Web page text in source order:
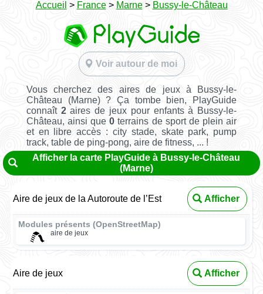
Accueil > France> Marne> Bussy-le-Château
Voir autour de moi
Vous cherchez des aires de jeux à Bussy-le-
Château (Marne) ? Ça tombe bien, PlayGuide
connaît 2aires de jeux pour enfants à Bussy-le-
Château, ainsi que0 terrains de sport de plein air
et en libre accès : city stade, skate park, pump
track, table de ping-pong, aire de fitness, ... !
Afficher la carte PlayGuide à Bussy-le-Château
(Marne)
Aire de jeux de la Autoroute de l’Est Afficher
Modules présents (OpenStreetMap)
aire de jeux
Aire de jeux Afficher